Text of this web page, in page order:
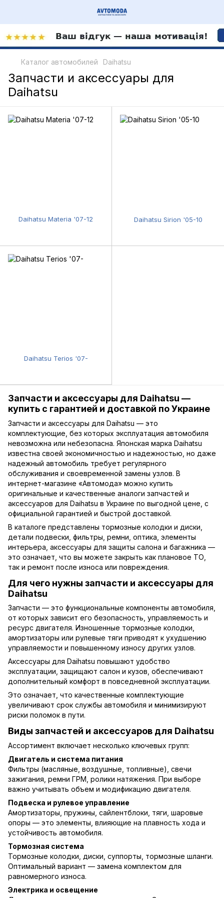
Каталог автомобилей Daihatsu
Запчасти и аксессуары для
Daihatsu
Запчасти и аксессуары для Daihatsu —
купить с гарантией и доставкой по Украине
Запчасти и аксессуары для Daihatsu — это
комплектующие, без которых эксплуатация автомобиля
невозможна или небезопасна. Японская марка Daihatsu
известна своей экономичностью и надежностью, но даже
надежный автомобиль требует регулярного
обслуживания и своевременной замены узлов. В
интернет-магазине «Автомода» можно купить
оригинальные и качественные аналоги запчастей и
аксессуаров для Daihatsu в Украине по выгодной цене, с
официальной гарантией и быстрой доставкой.
В каталоге представлены тормозные колодки и диски,
детали подвески, фильтры, ремни, оптика, элементы
интерьера, аксессуары для защиты салона и багажника —
это означает, что вы можете закрыть как плановое ТО,
так и ремонт после износа или повреждения.
Для чего нужны запчасти и аксессуары для
Daihatsu
Запчасти — это функциональные компоненты автомобиля,
от которых зависит его безопасность, управляемость и
ресурс двигателя. Изношенные тормозные колодки,
амортизаторы или рулевые тяги приводят к ухудшению
управляемости и повышенному износу других узлов.
Аксессуары для Daihatsu повышают удобство
эксплуатации, защищают салон и кузов, обеспечивают
дополнительный комфорт в повседневной эксплуатации.
Это означает, что качественные комплектующие
увеличивают срок службы автомобиля и минимизируют
риски поломок в пути.
Виды запчастей и аксессуаров для Daihatsu
Ассортимент включает несколько ключевых групп:
Двигатель и система питания
Фильтры (масляные, воздушные, топливные), свечи
зажигания, ремни ГРМ, ролики натяжения. При выборе
важно учитывать объем и модификацию двигателя.
Подвеска и рулевое управление
Амортизаторы, пружины, сайлентблоки, тяги, шаровые
опоры — это элементы, влияющие на плавность хода и
устойчивость автомобиля.
Тормозная система
Тормозные колодки, диски, суппорты, тормозные шланги.
Оптимальный вариант — замена комплектом для
равномерного износа.
Электрика и освещение
Daihatsu Materia '07-12 Daihatsu Sirion '05-10
Daihatsu Terios '07-